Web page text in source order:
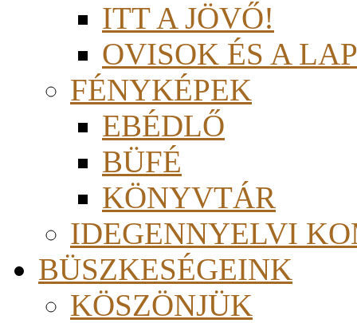
ITT A JÖVŐ!
OVISOK ÉS A
FÉNYKÉPEK
EBÉDLŐ
BÜFÉ
KÖNYVTÁR
IDEGENNYELVI
BÜSZKESÉGEINK
KÖSZÖNJÜK